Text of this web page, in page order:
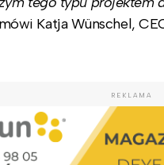
Katja Wünschel,
REKLAMA